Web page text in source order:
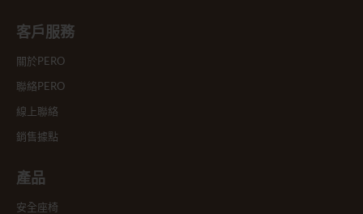
客戶服務
關於PERO
聯絡PERO
線上聯絡
銷售據點
產品
安全座椅